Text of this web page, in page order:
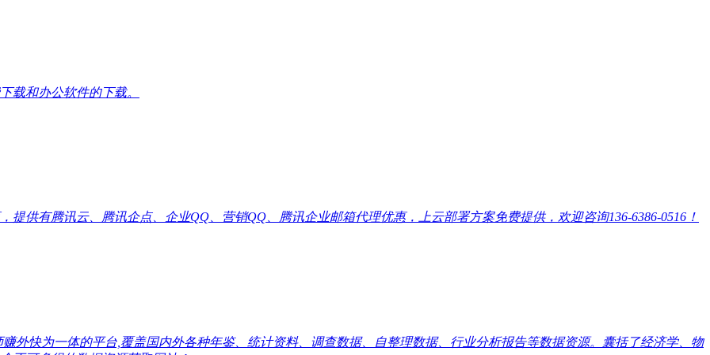
载和办公软件的下载。
供有腾讯云、腾讯企点、企业QQ、营销QQ、腾讯企业邮箱代理优惠，上云部署方案免费提供，欢迎咨询136-6386-0516！
外快为一体的平台,覆盖国内外各种年鉴、统计资料、调查数据、自整理数据、行业分析报告等数据资源。囊括了经济学、物